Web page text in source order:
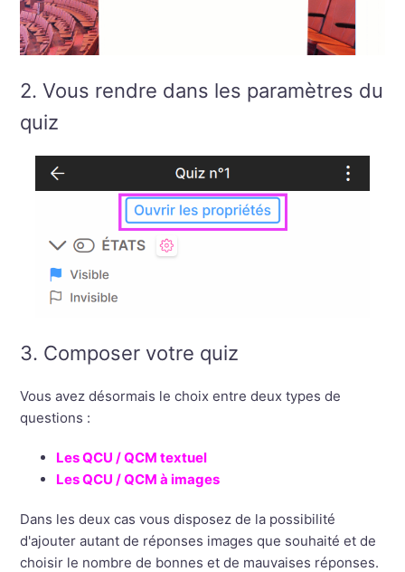
2. Vous rendre dans les paramètres du
quiz
3. Composer votre quiz
Vous avez désormais le choix entre deux types de
questions :
Les QCU / QCM textuel
Les QCU / QCM à images
Dans les deux cas vous disposez de la possibilité
d'ajouter autant de réponses images que souhaité et de
choisir le nombre de bonnes et de mauvaises réponses.